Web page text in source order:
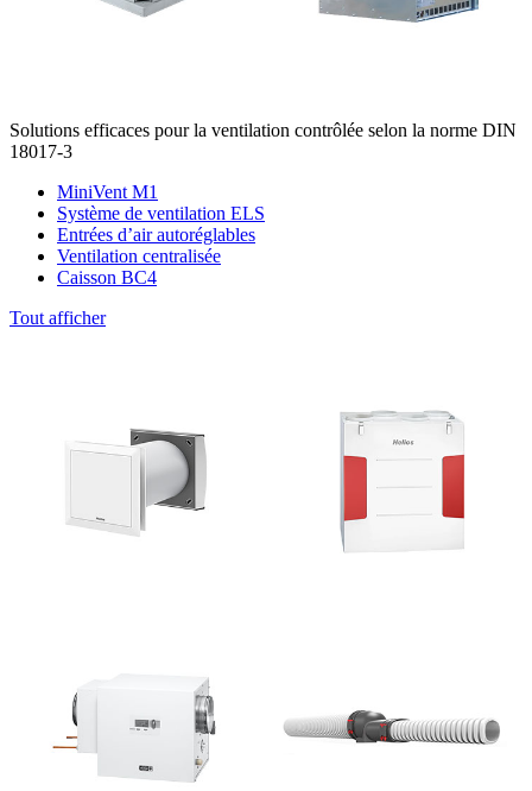
Solutions efficaces pour la ventilation contrôlée selon la norme DIN
18017-3
MiniVent M1
Système de ventilation ELS
Entrées d’air autoréglables
Ventilation centralisée
Caisson BC4
Tout afficher